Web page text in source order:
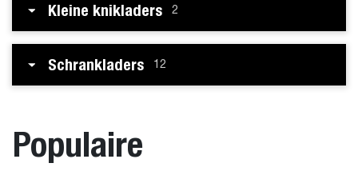
Kleine knikladers 2
Schrankladers 12
Populaire